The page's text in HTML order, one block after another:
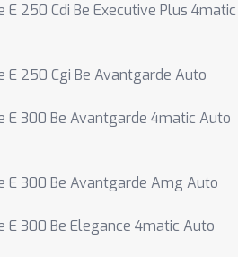
E 250 Cdi Be Executive Plus 4matic
E 250 Cgi Be Avantgarde Auto
E 300 Be Avantgarde 4matic Auto
E 300 Be Avantgarde Amg Auto
E 300 Be Elegance 4matic Auto